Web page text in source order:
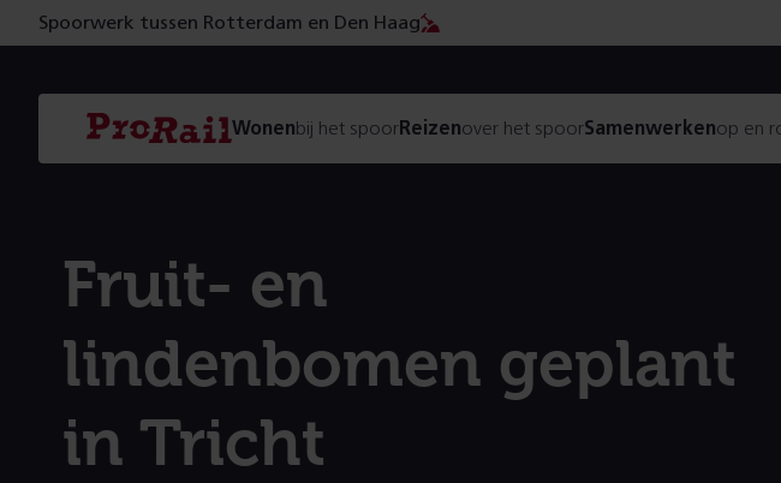
Spoorwerk tussen Rotterdam en Den Haag
Navigatie
Homepage
ProRail
Wonenbij het spoorReizenover het spoorSamenwerkenop en
Fruit- en
lindenbomen geplant
in Tricht